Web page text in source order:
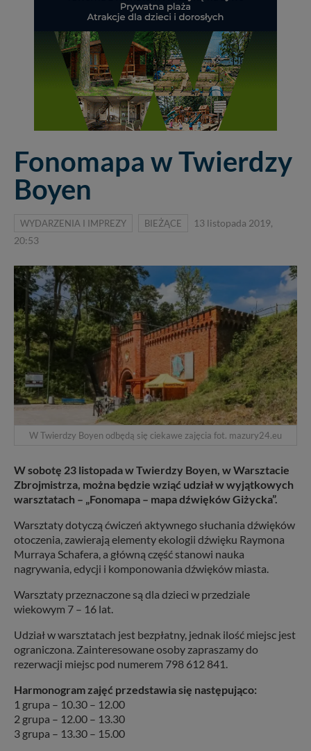
Fonomapa w Twierdzy
Boyen
WYDARZENIA I IMPREZY BIEŻĄCE
13 listopada 2019,
20:53
W Twierdzy Boyen odbędą się ciekawe zajęcia fot. mazury24.eu
W sobotę 23 listopada w Twierdzy Boyen, w Warsztacie
Zbrojmistrza, można będzie wziąć udział w wyjątkowych
warsztatach – „Fonomapa – mapa dźwięków Giżycka”.
Warsztaty dotyczą ćwiczeń aktywnego słuchania dźwięków
otoczenia, zawierają elementy ekologii dźwięku Raymona
Murraya Schafera, a główną część stanowi nauka
nagrywania, edycji i komponowania dźwięków miasta.
Warsztaty przeznaczone są dla dzieci w przedziale
wiekowym 7 – 16 lat.
Udział w warsztatach jest bezpłatny, jednak ilość miejsc jest
ograniczona. Zainteresowane osoby zapraszamy do
rezerwacji miejsc pod numerem 798 612 841.
Harmonogram zajęć przedstawia się następująco:
1 grupa – 10.30 – 12.00
2 grupa – 12.00 – 13.30
3 grupa – 13.30 – 15.00